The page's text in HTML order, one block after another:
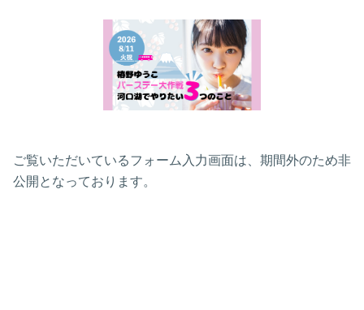
ご覧いただいているフォーム入力画面は、期間外のため非
公開となっております。